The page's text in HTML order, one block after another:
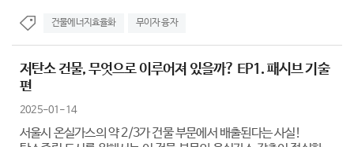
건물에너지효율화 무이자 융자
저탄소 건물, 무엇으로 이루어져 있을까? EP1. 패시브 기술
편
2025-01-14
서울시 온실가스의 약 2/3가 건물 부문에서 배출된다는 사실!